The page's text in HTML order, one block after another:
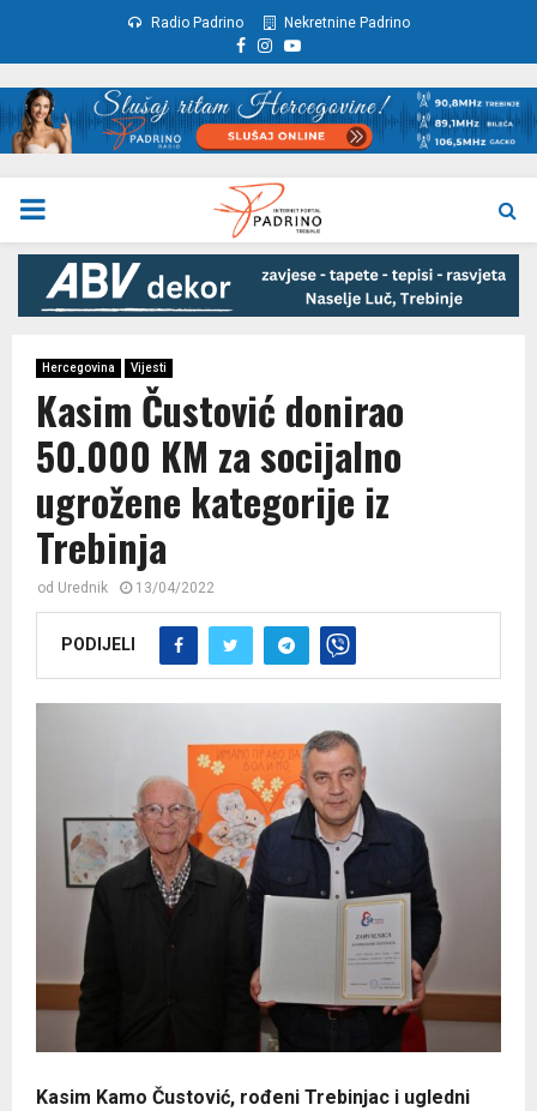
Radio Padrino Nekretnine Padrino
Facebook
Instagram
Youtube
PRIMARY
MENU
Hercegovina Vijesti
Kasim Čustović donirao
50.000 KM za socijalno
ugrožene kategorije iz
Trebinja
od Urednik 13/04/2022
PODIJELI
Kasim Kamo Čustović, rođeni Trebinjac i ugledni